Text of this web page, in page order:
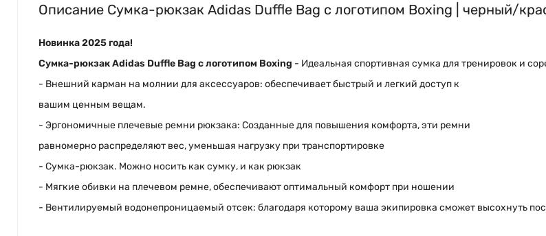
Описание Сумка-рюкзак Adidas Duffle Bag с логотипом Boxing | черный/
Новинка 2025 года!
Сумка-рюкзак Adidas Duffle Bag с логотипом Boxing - Идеальная спортивная сумка для тренировок и
- Внешний карман на молнии для аксессуаров: обеспечивает быстрый и легкий доступ к
вашим ценным вещам.
- Эргономичные плечевые ремни рюкзака: Созданные для повышения комфорта, эти ремни
равномерно распределяют вес, уменьшая нагрузку при транспортировке
- Сумка-рюкзак. Можно носить как сумку, и как рюкзак
- Мягкие обивки на плечевом ремне, обеспечивают оптимальный комфорт при ношении
- Вентилируемый водонепроницаемый отсек: благодаря которому ваша экипировка сможет высохнуть